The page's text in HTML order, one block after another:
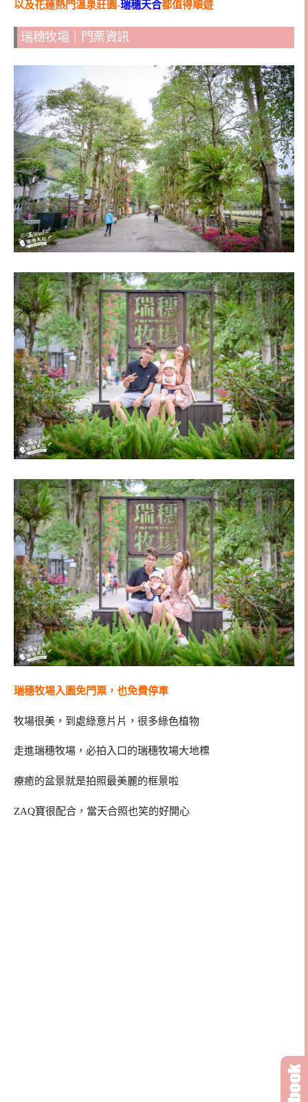
以及花蓮熱門溫泉莊園-瑞穗天合都值得順遊
瑞穗牧場｜門票資訊
瑞穗牧場入園免門票，也免費停車
牧場很美，到處綠意片片，很多綠色植物
走進瑞穗牧場，必拍入口的瑞穗牧場大地標
療癒的盆景就是拍照最美麗的框景啦
ZAQ寶很配合，當天合照也笑的好開心